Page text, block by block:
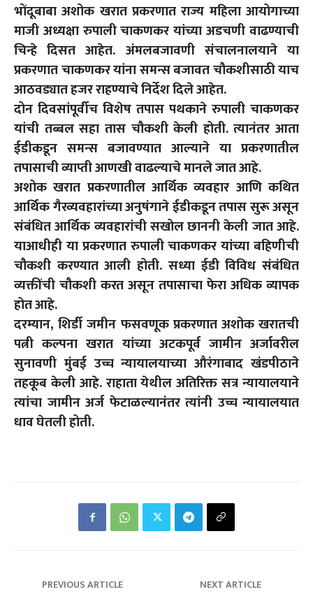
भोंदूबाबा अशोक खरात प्रकरणात राज्य महिला आयोगाच्या
माजी अध्यक्षा रुपाली चाकणकर यांच्या अडचणी वाढण्याची
चिन्हे दिसत आहेत. अंमलबजावणी संचालनालयाने या
प्रकरणात चाकणकर यांना समन्स बजावत चौकशीसाठी याच
आठवड्यात हजर राहण्याचे निर्देश दिले आहेत.
दोन दिवसांपूर्वीच विशेष तपास पथकाने रुपाली चाकणकर
यांची तब्बल सहा तास चौकशी केली होती. त्यानंतर आता
ईडीकडून समन्स बजावण्यात आल्याने या प्रकरणातील
तपासाची व्याप्ती आणखी वाढल्याचे मानले जात आहे.
अशोक खरात प्रकरणातील आर्थिक व्यवहार आणि कथित
आर्थिक गैरव्यवहारांच्या अनुषंगाने ईडीकडून तपास सुरू असून
संबंधित आर्थिक व्यवहारांची सखोल छाननी केली जात आहे.
याआधीही या प्रकरणात रुपाली चाकणकर यांच्या बहिणीची
चौकशी करण्यात आली होती. सध्या ईडी विविध संबंधित
व्यक्तींची चौकशी करत असून तपासाचा फेरा अधिक व्यापक
होत आहे.
दरम्यान, शिर्डी जमीन फसवणूक प्रकरणात अशोक खरातची
पत्नी कल्पना खरात यांच्या अटकपूर्व जामीन अर्जावरील
सुनावणी मुंबई उच्च न्यायालयाच्या औरंगाबाद खंडपीठाने
तहकूब केली आहे. राहाता येथील अतिरिक्त सत्र न्यायालयाने
त्यांचा जामीन अर्ज फेटाळल्यानंतर त्यांनी उच्च न्यायालयात
धाव घेतली होती.
PREVIOUS ARTICLE NEXT ARTICLE